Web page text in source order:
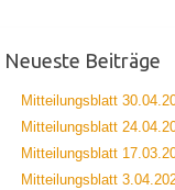
Neueste Beiträge
Mitteilungsblatt
Mitteilungsblatt
Mitteilungsblatt
Mitteilungsblatt